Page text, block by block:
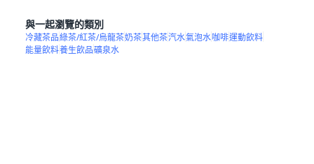
與一起瀏覽的類別
冷藏茶品綠茶/紅茶/烏龍茶奶茶其他茶汽水氣泡水咖啡運動飲料
能量飲料養生飲品礦泉水